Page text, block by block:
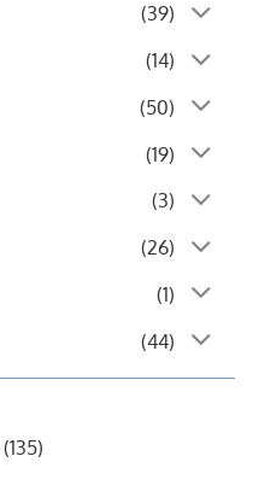
(39)
(14)
(50)
(19)
(3)
(26)
(1)
(44)
(135)